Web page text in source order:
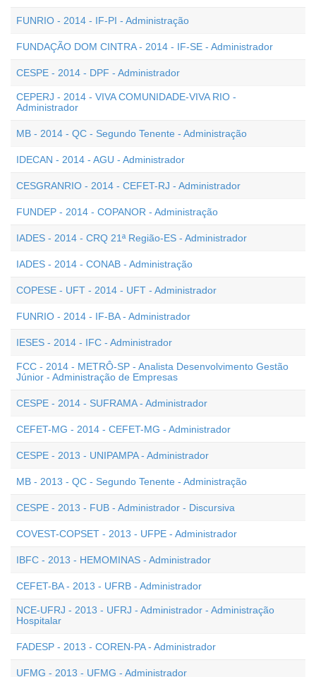
FUNRIO - 2014 - IF-PI - Administração
FUNDAÇÃO DOM CINTRA - 2014 - IF-SE - Administrador
CESPE - 2014 - DPF - Administrador
CEPERJ - 2014 - VIVA COMUNIDADE-VIVA RIO -
Administrador
MB - 2014 - QC - Segundo Tenente - Administração
IDECAN - 2014 - AGU - Administrador
CESGRANRIO - 2014 - CEFET-RJ - Administrador
FUNDEP - 2014 - COPANOR - Administração
IADES - 2014 - CRQ 21ª Região-ES - Administrador
IADES - 2014 - CONAB - Administração
COPESE - UFT - 2014 - UFT - Administrador
FUNRIO - 2014 - IF-BA - Administrador
IESES - 2014 - IFC - Administrador
FCC - 2014 - METRÔ-SP - Analista Desenvolvimento Gestão
Júnior - Administração de Empresas
CESPE - 2014 - SUFRAMA - Administrador
CEFET-MG - 2014 - CEFET-MG - Administrador
CESPE - 2013 - UNIPAMPA - Administrador
MB - 2013 - QC - Segundo Tenente - Administração
CESPE - 2013 - FUB - Administrador - Discursiva
COVEST-COPSET - 2013 - UFPE - Administrador
IBFC - 2013 - HEMOMINAS - Administrador
CEFET-BA - 2013 - UFRB - Administrador
NCE-UFRJ - 2013 - UFRJ - Administrador - Administração
Hospitalar
FADESP - 2013 - COREN-PA - Administrador
UFMG - 2013 - UFMG - Administrador